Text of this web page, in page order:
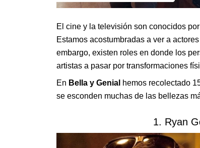
El cine y la televisión son conocidos
Estamos acostumbradas a ver a
embargo, existen roles en donde los
artistas a pasar por transformaciones
En Bella y Genial hemos recolectado
se esconden muchas de las bellezas
1. Ryan